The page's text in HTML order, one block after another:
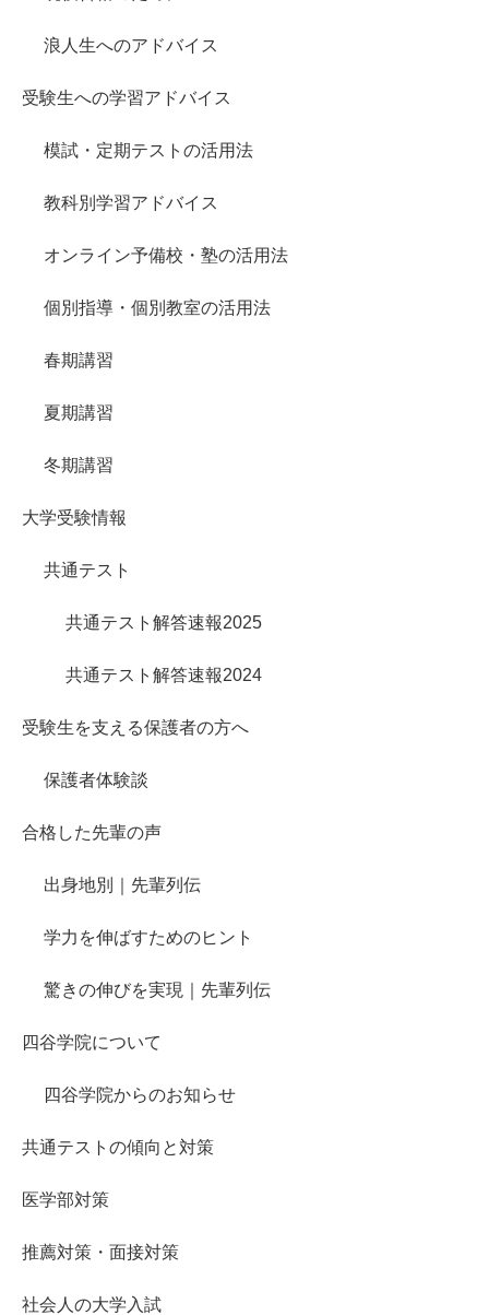
浪人生へのアドバイス
受験生への学習アドバイス
模試・定期テストの活用法
教科別学習アドバイス
オンライン予備校・塾の活用法
個別指導・個別教室の活用法
春期講習
夏期講習
冬期講習
大学受験情報
共通テスト
共通テスト解答速報2025
共通テスト解答速報2024
受験生を支える保護者の方へ
保護者体験談
合格した先輩の声
出身地別｜先輩列伝
学力を伸ばすためのヒント
驚きの伸びを実現｜先輩列伝
四谷学院について
四谷学院からのお知らせ
共通テストの傾向と対策
医学部対策
推薦対策・面接対策
社会人の大学入試